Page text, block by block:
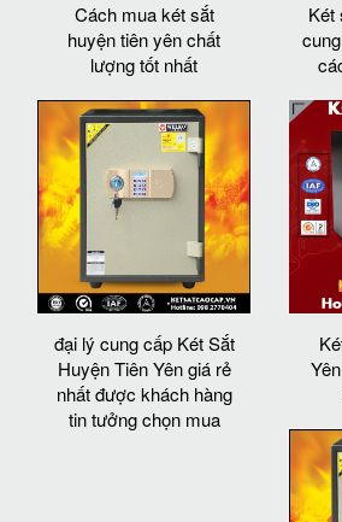
Cách mua két sắt
huyện tiên yên chất
lượng tốt nhất
Két
đại lý cung cấp Két Sắt
Huyện Tiên Yên giá rẻ
nhất được khách hàng
tin tưởng chọn mua